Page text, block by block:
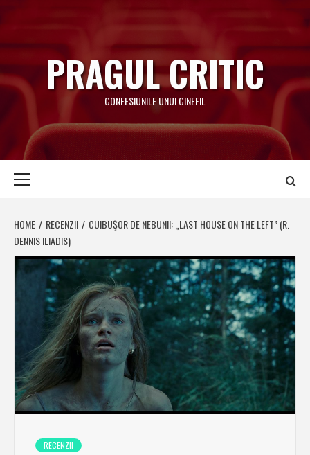
to
content
PRAGUL CRITIC
CONFESIUNILE UNUI CINEFIL
HOME RECENZII
CUIBUŞOR DE NEBUNII: „LAST HOUSE ON THE LEFT” (R.
DENNIS ILIADIS)
RECENZII